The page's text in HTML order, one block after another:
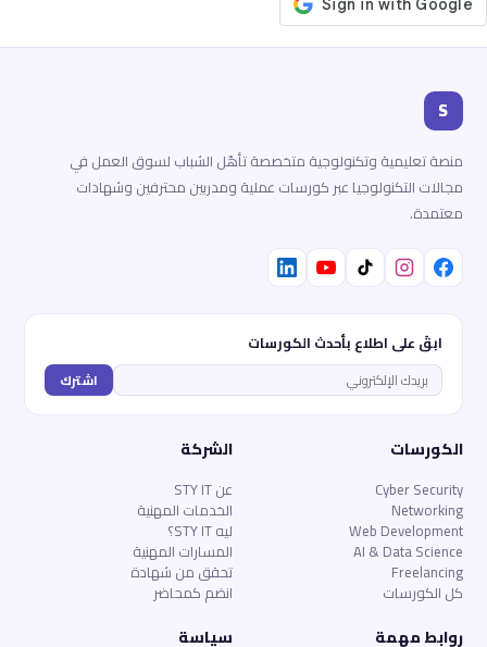
S
منصة تعليمية وتكنولوجية متخصصة تأهّل الشباب لسوق العمل في
مجالات التكنولوجيا عبر كورسات عملية ومدربين محترفين وشهادات
معتمدة.
ابقَ على اطلاع بأحدث الكورسات
اشترك
الكورسات
Cyber Security
Networking
Web Development
AI & Data Science
Freelancing
كل الكورسات
الشركة
عن STY IT
الخدمات المهنية
ليه STY IT؟
المسارات المهنية
تحقق من شهادة
انضم كمحاضر
روابط مهمة سياسة